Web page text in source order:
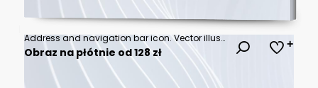
Address and navigation bar icon. Vector illustration. Business concept search www http pictogram.
Obraz na płótnie od 128 zł